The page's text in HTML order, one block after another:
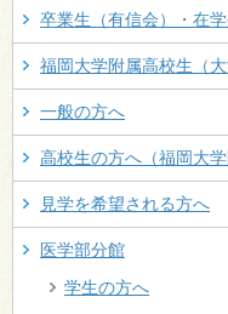
卒業生（有信会）・在
福岡大学附属高校生（
一般の方へ
高校生の方へ（福岡大
見学を希望される方へ
医学部分館
学生の方へ